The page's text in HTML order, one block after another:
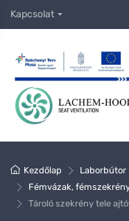
Kapcsolat
Kezdőlap Laborbútor
Fémvázak,
Tároló szekrény tele